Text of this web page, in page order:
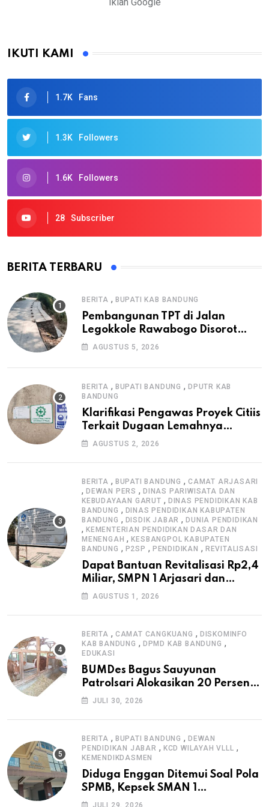
IKUTI KAMI
1.7K Fans
1.3K Followers
1.6K Followers
28 Subscriber
BERITA TERBARU
BERITA , BUPATI KAB BANDUNG
Pembangunan TPT di Jalan
Legokkole Rawabogo Disorot
Warga, Selesai Tanpa Papan
AGUSTUS 5, 2026
BERITA , BUPATI BANDUNG ,DPUTR KAB
BANDUNG
Klarifikasi Pengawas Proyek Citiis
Terkait Dugaan Lemahnya
Pengawasan K3
AGUSTUS 2, 2026
BERITA , BUPATI BANDUNG ,CAMAT ARJASARI
, DEWAN PERS , DINAS PARIWISATA DAN
KEBUDAYAAN GARUT , DINAS PENDIDIKAN KAB
BANDUNG , DINAS PENDIDIKAN KABUPATEN
BANDUNG , DISDIK JABAR ,DUNIA PENDIDIKAN
, KEMENTERIAN PENDIDIKAN DASAR DAN
MENENGAH ,KESBANGPOL KABUPATEN
BANDUNG , P2SP , PENDIDIKAN , REVITALISASI
Dapat Bantuan Revitalisasi Rp2,4
Miliar, SMPN 1 Arjasari dan
Masyarakat Sambut Antusias
AGUSTUS 1, 2026
BERITA , CAMAT CANGKUANG , DISKOMINFO
KAB BANDUNG , DPMD KAB BANDUNG ,
EDUKASI
BUMDes Bagus Sauyunan
Patrolsari Alokasikan 20 Persen
Dana Desa untuk Ketahanan
JULI 30, 2026
BERITA , BUPATI BANDUNG ,DEWAN
PENDIDIKAN JABAR , KCD WILAYAH VLLL ,
KEMENDIKDASMEN
Diduga Enggan Ditemui Soal Pola
SPMB, Kepsek SMAN 1
Dayeuhkolot Dikeluhkan Orang
JULI 29, 2026